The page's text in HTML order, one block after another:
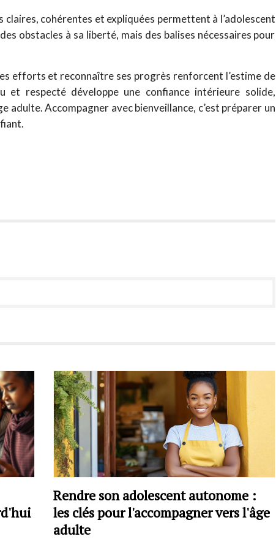
cohérentes et expliquées permettent à l’adolescent
obstacles à sa liberté, mais des balises nécessaires pour
efforts et reconnaître ses progrès renforcent l’estime de
et respecté développe une confiance intérieure solide,
adulte. Accompagner avec bienveillance, c’est préparer un
Rendre son adolescent autonome :
les clés pour l'accompagner vers l'âge
adulte